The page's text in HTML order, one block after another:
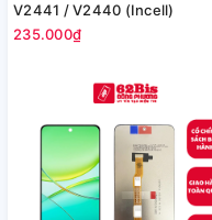
V2441 / V2440 (Incell)
235.000₫